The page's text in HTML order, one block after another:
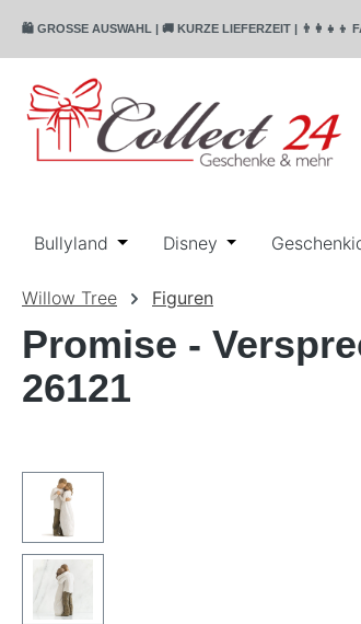
Hauptinhalt springen
Zur Suche springen
Zur Hauptnavigation springen
🛍️ GROSSE AUSWAHL | 🚚 KURZE LIEFERZEIT | 👨‍👩‍👧‍👦
Bullyland Öffne oder Schließe das
Disney Öffne oder
Willow Tree Figuren
Promise -
26121
Bildergalerie überspringen